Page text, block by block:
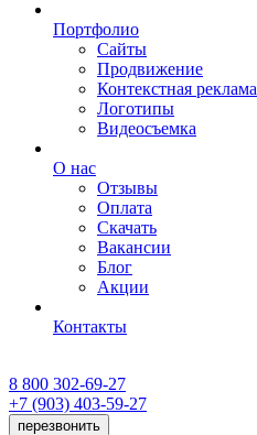
Портфолио
Сайты
Продвижение
Контекстная реклама
Логотипы
Видеосъемка
О нас
Отзывы
Оплата
Скачать
Вакансии
Блог
Акции
Контакты
8 800 302-69-27
+7 (903) 403-59-27
перезвонить